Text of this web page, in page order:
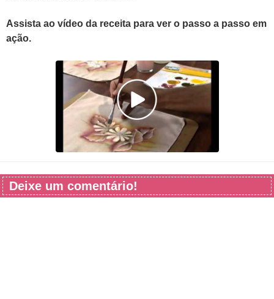
Assista ao vídeo da receita para ver o passo a passo em
ação.
Deixe um comentário!